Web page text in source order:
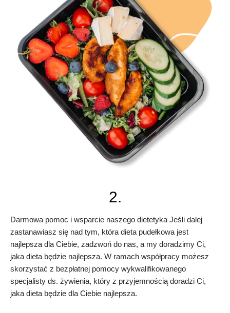
2.
Darmowa pomoc i wsparcie naszego dietetyka Jeśli dalej
zastanawiasz się nad tym, która dieta pudełkowa jest
najlepsza dla Ciebie, zadzwoń do nas, a my doradzimy Ci,
jaka dieta będzie najlepsza. W ramach współpracy możesz
skorzystać z bezpłatnej pomocy wykwalifikowanego
specjalisty ds. żywienia, który z przyjemnością doradzi Ci,
jaka dieta będzie dla Ciebie najlepsza.